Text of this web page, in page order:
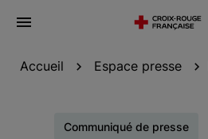
Ouvrir
Accueil Espace presse
Communiqué de presse